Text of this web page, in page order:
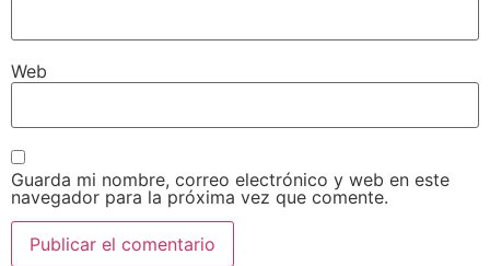
Web
Guarda mi nombre, correo electrónico y web en este
navegador para la próxima vez que comente.